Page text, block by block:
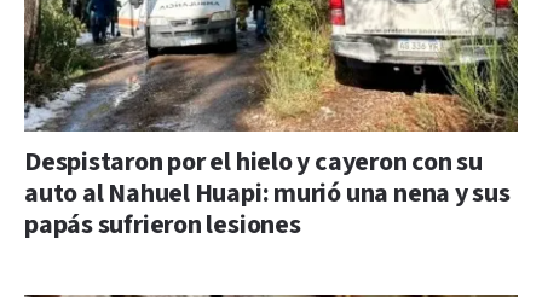
Despistaron por el hielo y cayeron con su
auto al Nahuel Huapi: murió una nena y sus
papás sufrieron lesiones